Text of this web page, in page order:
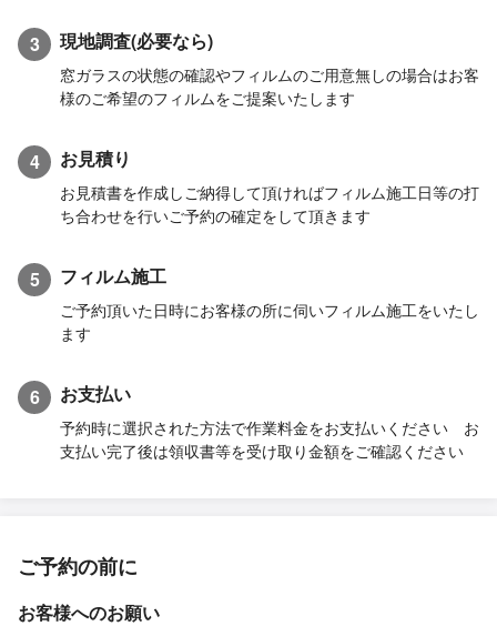
3 現地調査(必要なら)
窓ガラスの状態の確認やフィルムのご用意無しの場合はお客
様のご希望のフィルムをご提案いたします
4 お見積り
お見積書を作成しご納得して頂ければフィルム施工日等の打
ち合わせを行いご予約の確定をして頂きます
5 フィルム施工
ご予約頂いた日時にお客様の所に伺いフィルム施工をいたし
ます
6 お支払い
予約時に選択された方法で作業料金をお支払いください お
支払い完了後は領収書等を受け取り金額をご確認ください
ご予約の前に
お客様へのお願い